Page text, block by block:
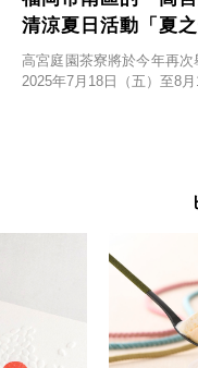
清涼夏日活動「夏
高宮庭園茶寮將於今年再
2025年7月18日（五）至8